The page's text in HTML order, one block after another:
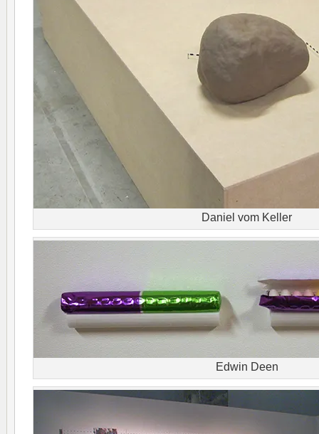
Daniel vom Keller
Edwin Deen